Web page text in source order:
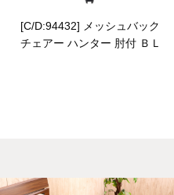
[C/D:94432] メッシュバック
チェアー ハンター 肘付 ＢＬ